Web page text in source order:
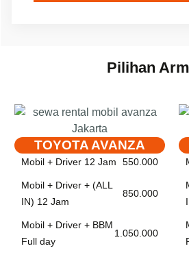
Pilihan
TOYOTA AVANZA
Mobil + Driver 12 Jam 550.000
Mobil + Driver + (ALL
IN) 12 Jam
850.000
Mobil + Driver + BBM
Full day
1.050.000